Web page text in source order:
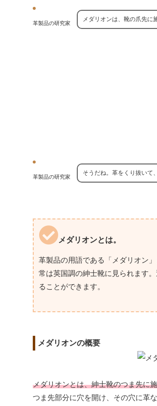
革製品の研究家
メダリオンは、靴の爪先に
革製品の研究家
そうだね。革をくり抜いて
メダリオンとは。
革製品の用語である「メダリオン
常は英国調の紳士靴に見られます
ることができます。
メダリオンの概要
メダリオンとは、紳士靴のつま先に
つま先部分に穴を開け、その穴に革